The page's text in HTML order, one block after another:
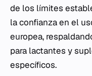
de los límites
la confianza en el
europea,
para lactantes y
específicos.